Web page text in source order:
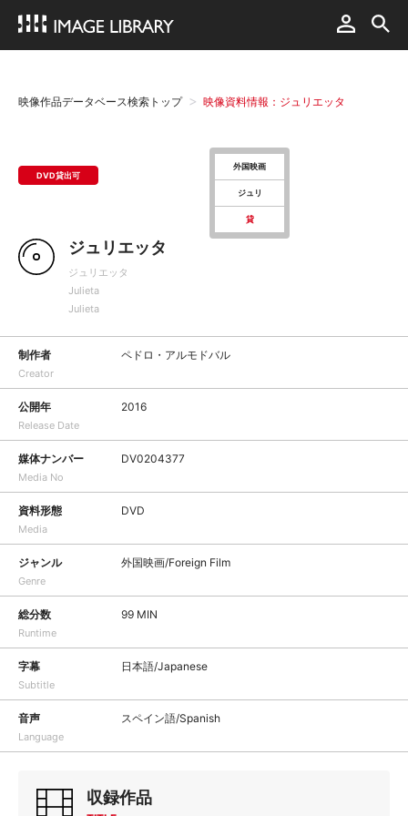
映像作品データベース検索トップ 映像資料情報：ジュリエッタ
DVD貸出可
外国映画
ジュリ
貸
ジュリエッタ
ジュリエッタ
Julieta
Julieta
制作者
Creator
ペドロ・アルモドバル
公開年
Release Date
2016
媒体ナンバー
Media No
DV0204377
資料形態
Media
DVD
ジャンル
Genre
外国映画/Foreign Film
総分数
Runtime
99 MIN
字幕
Subtitle
日本語/Japanese
音声
Language
スペイン語/Spanish
収録作品